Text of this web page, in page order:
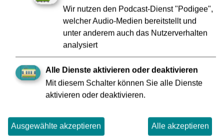
Impressum
Kontakt
Fundbüro
Datenschutz
Compliance
Innovation VGF
Wir nutzen den Podcast-Dienst "Podigee",
welcher Audio-Medien bereitstellt und
unter anderem auch das Nutzerverhalten
analysiert
Alle Dienste aktivieren oder deaktivieren
Mit diesem Schalter können Sie alle Dienste
aktivieren oder deaktivieren.
Ausgewählte akzeptieren Alle akzeptieren